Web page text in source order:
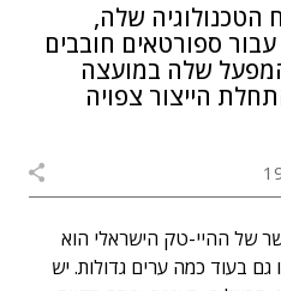
הטכנולוגיה שלה,
ספורטאים חובבים
שלה במועצה
הייצור צפויה
של ההיי-טק הישראלי הוא
גם בעוד כמה ערים גדולות. יש